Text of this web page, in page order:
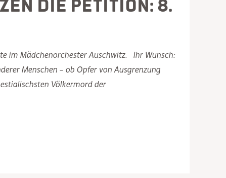
die Petition: 8.
im Mädchenorchester Auschwitz. Ihr Wunsch:
Menschen – ob Opfer von Ausgrenzung
Völkermord der